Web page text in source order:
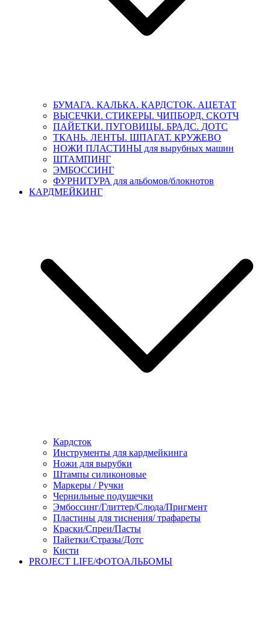
БУМАГА. КАЛЬКА. КАРДСТОК. АЦЕТАТ
ВЫСЕЧКИ. СТИКЕРЫ. ЧИПБОРД. СКОТЧ
ПАЙЕТКИ. ПУГОВИЦЫ. БРАДС. ДОТС
ТКАНЬ. ЛЕНТЫ. ШПАГАТ. КРУЖЕВО
НОЖИ ПЛАСТИНЫ для вырубных машин
ШТАМПИНГ
ЭМБОССИНГ
ФУРНИТУРА для альбомов/блокнотов
КАРДМЕЙКИНГ
Кардсток
Инструменты для кардмейкинга
Ножи для вырубки
Штампы силиконовые
Маркеры / Ручки
Чернильные подушечки
Эмбоссинг/Глиттер/Слюда/Пригмент
Пластины для тиснения/ трафареты
Краски/Спреи/Пасты
Пайетки/Стразы/Дотс
Кисти
PROJECT LIFE/ФОТОАЛЬБОМЫ